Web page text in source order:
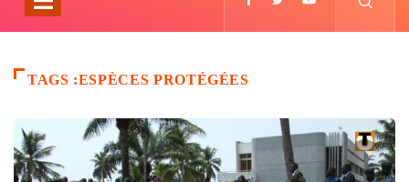
TAGS :ESPÈCES PROTÉGÉES